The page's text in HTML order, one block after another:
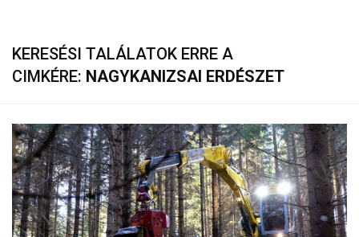
KERESÉSI TALÁLATOK ERRE A
CIMKÉRE: NAGYKANIZSAI ERDÉSZET